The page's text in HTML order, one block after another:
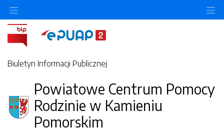
Biuletyn Informacji Publicznej
Powiatowe Centrum Pomocy
Rodzinie w Kamieniu
Pomorskim